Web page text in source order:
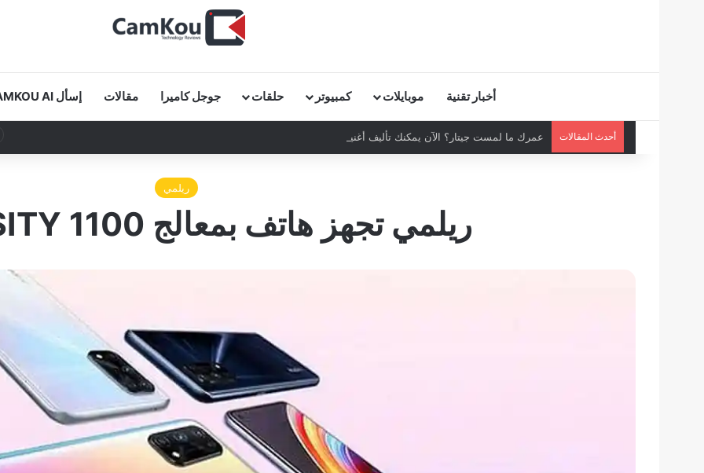
أخبار تقنية موبايلات كمبيوتر حلقات جوجل كاميرا مقالات إسأل CAMKOU AI
أحدث المقالات عمرك ما لمست جيتار؟ الآن يمكنك تأليف أغنية كاملة في دقائق!
ريلمي
ريلمي تجهز هاتف بمعالج DIMENSITY 1100